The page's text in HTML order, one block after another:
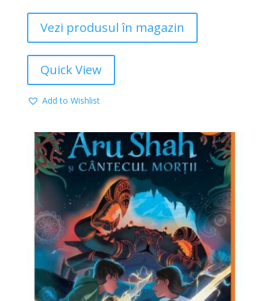
Vezi produsul în magazin
Quick View
Add to Wishlist